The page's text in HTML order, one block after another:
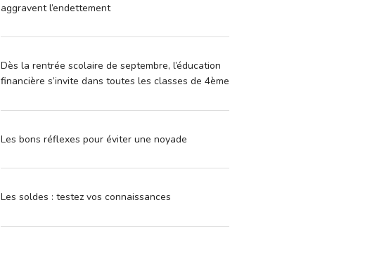
aggravent l’endettement
Dès la rentrée scolaire de septembre, l’éducation
financière s’invite dans toutes les classes de 4ème
Les bons réflexes pour éviter une noyade
Les soldes : testez vos connaissances